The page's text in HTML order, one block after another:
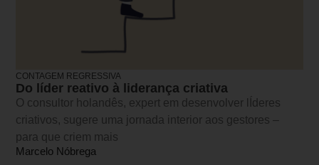
CONTAGEM REGRESSIVA
Do líder reativo à liderança criativa
O consultor holandês, expert em desenvolver lÍderes
criativos, sugere uma jornada interior aos gestores –
para que criem mais
Marcelo Nóbrega